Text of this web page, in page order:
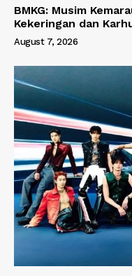
BMKG: Musim
Kekeringan dan
August 7, 2026